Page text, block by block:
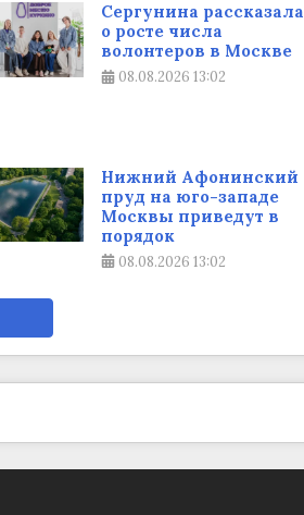
Сергунина рассказала
о росте числа
волонтеров в Москве
08.08.2026 13:02
Нижний Афонинский
пруд на юго-западе
Москвы приведут в
порядок
08.08.2026 13:02